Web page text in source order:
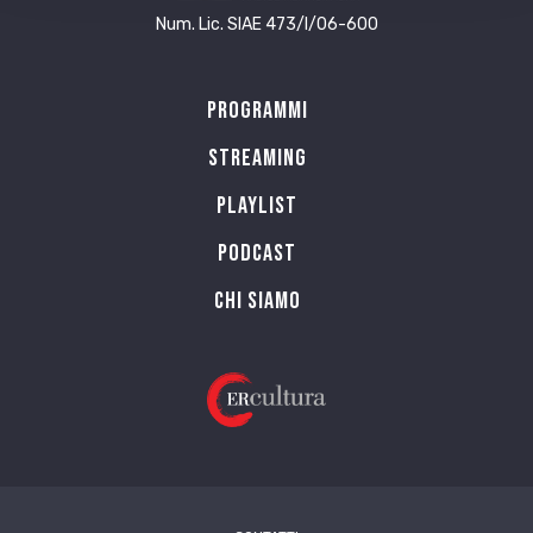
Num. Lic. SIAE 473/I/06-600
Programmi
Streaming
Playlist
PODCAST
Chi siamo